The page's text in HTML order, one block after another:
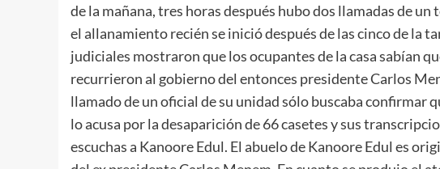
de la mañana, tres horas después hubo dos llamadas de
el allanamiento recién se inició después de las cinco de la
judiciales mostraron que los ocupantes de la casa sabían
recurrieron al gobierno del entonces presidente Carlos
llamado de un oficial de su unidad sólo buscaba confirmar
lo acusa por la desaparición de 66 casetes y sus
escuchas a Kanoore Edul. El abuelo de Kanoore Edul es